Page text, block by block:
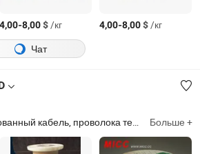
4,00-8,00$/кг 4,00-8,00$/кг
Чат
Минеральный изолированный кабель, проволока термопары, удлинительная проволока, керамическая трубка, головка термопары, кабель термопары, термопара, разъем термопары, голая проволока, чистый никель Больше +